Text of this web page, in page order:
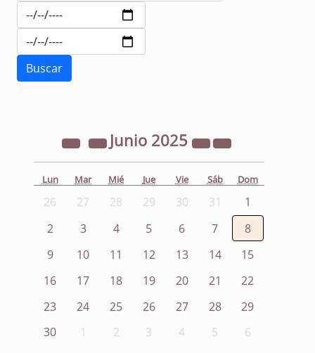
Junio 2025
Lun Mar Mié Jue Vie Sáb Dom
26 27 28 29 30 31
1
2
3 4 5 6 7
8
9
10 11 12 13 14
15
16
17 18 19 20 21
22
23
24 25 26 27 28
29
30
1 2 3 4 5 6